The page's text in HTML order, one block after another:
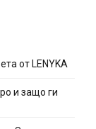
от LENYKA
и защо ги